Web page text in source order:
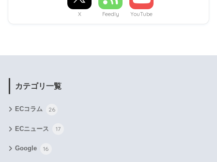
X Feedly YouTube
カテゴリ一覧
ECコラム 26
ECニュース 17
Google 16